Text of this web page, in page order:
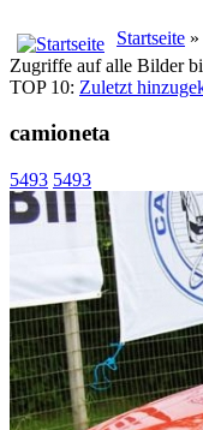
Startseite »
Zugriffe auf alle Bilder
TOP 10: Zuletzt
camioneta
5493 5493